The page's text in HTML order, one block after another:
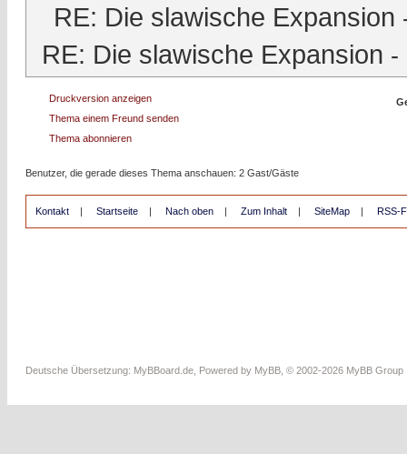
RE: Die slawische Expansion
RE: Die slawische Expansion -
Druckversion anzeigen
Thema einem Freund senden
Thema abonnieren
Benutzer, die gerade dieses Thema anschauen: 2 Gast/Gäste
Kontakt | Startseite | Nach oben | Zum Inhalt | SiteMap | RSS-
Deutsche Übersetzung: MyBBoard.de , Powered by MyBB , © 2002-2026 MyBB Group